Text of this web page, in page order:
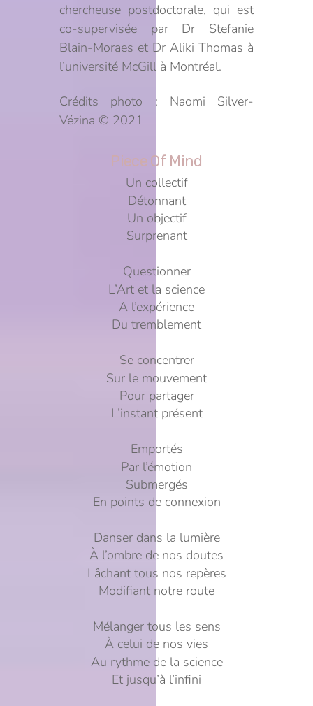
chercheuse postdoctorale, qui est
co-supervisée par Dr Stefanie
Blain-Moraes et Dr Aliki Thomas à
l’université McGill à Montréal.
Crédits photo : Naomi Silver-
Vézina © 2021
Piece Of Mind
Un collectif
Détonnant
Un objectif
Surprenant
Questionner
L’Art et la science
A l’expérience
Du tremblement
Se concentrer
Sur le mouvement
Pour partager
L’instant présent
Emportés
Par l’émotion
Submergés
En points de connexion
Danser dans la lumière
À l’ombre de nos doutes
Lâchant tous nos repères
Modifiant notre route
Mélanger tous les sens
À celui de nos vies
Au rythme de la science
Et jusqu’à l’infini